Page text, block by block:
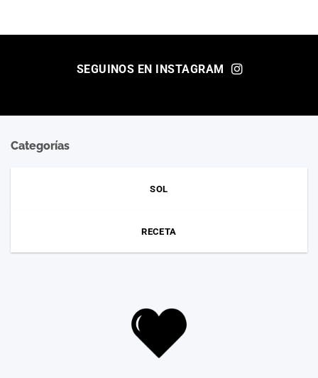
SEGUINOS EN INSTAGRAM
Categorías
SOL
RECETA